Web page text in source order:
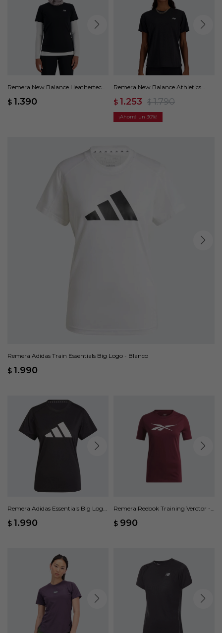
Remera New Balance Heathertech
$ 1.390
Remera New Balance Athletics
$ 1.253 $ 1.790
30
Remera Adidas Train Essentials Big Logo - Blanco
$ 1.990
Remera Adidas Essentials Big Logo
$ 1.990
Remera Reebok Training Verctor -
$ 990